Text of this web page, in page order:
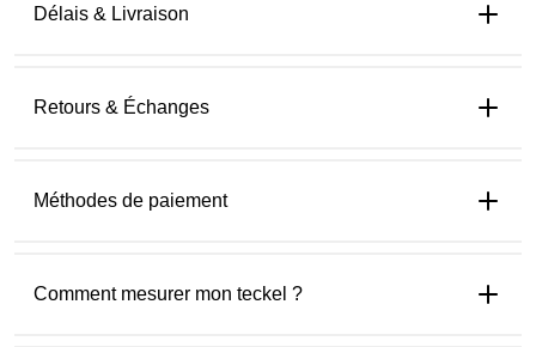
Délais & Livraison
Retours & Échanges
Méthodes de paiement
Comment mesurer mon teckel ?